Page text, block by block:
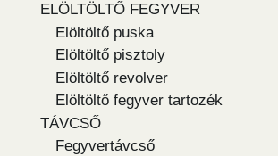
ELÖLTÖLTŐ FEGYVER
Elöltöltő puska
Elöltöltő pisztoly
Elöltöltő revolver
Elöltöltő fegyver tartozék
TÁVCSŐ
Fegyvertávcső